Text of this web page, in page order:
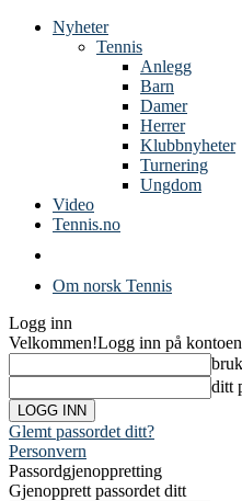
Nyheter
Tennis
Anlegg
Barn
Damer
Herrer
Klubbnyheter
Turnering
Ungdom
Video
Tennis.no
Om norsk Tennis
Logg inn
Velkommen!Logg inn på
ditt
Glemt passordet ditt?
Personvern
Passordgjenoppretting
Gjenopprett passordet ditt